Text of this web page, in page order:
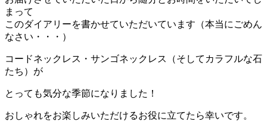
まって
このダイアリーを書かせていただいています（本当にごめん
なさい・・・）
コードネックレス・サンゴネックレス（そしてカラフルな石
たち）が
とっても気分な季節になりました！
おしゃれをお楽しみいただけるお役に立てたら幸いです。